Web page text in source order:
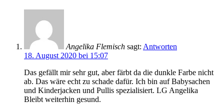
Angelika Flemisch sagt: Antworten
18. August 2020 bei 15:07
Das gefällt mir sehr gut, aber färbt da die dunkle Farbe nicht
ab. Das wäre echt zu schade dafür. Ich bin auf Babysachen
und Kinderjacken und Pullis spezialisiert. LG Angelika
Bleibt weiterhin gesund.